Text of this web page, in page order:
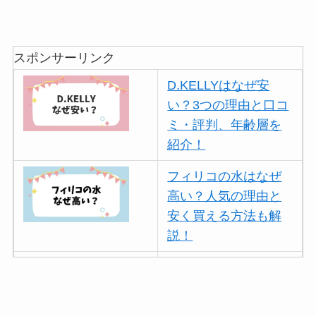
スポンサーリンク
D.KELLYはなぜ安
い？3つの理由と口コ
ミ・評判、年齢層を
紹介！
フィリコの水はなぜ
高い？人気の理由と
安く買える方法も解
説！